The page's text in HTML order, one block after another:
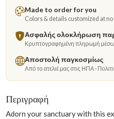
Made to order for you
Colors & details customized at
Ασφαλής ολοκλήρωση
Κρυπτογραφημένη πληρωμή μέσω
Αποστολή παγκοσμίως
Από το ατελιέ μας στις ΗΠΑ ·
Περιγραφή
Adorn your sanctuary with this